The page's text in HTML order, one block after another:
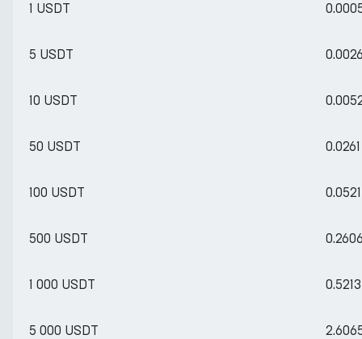
1 USDT
5 USDT
10 USDT
50 USDT
100 USDT
500 USDT
1 000 USDT
5 000 USDT